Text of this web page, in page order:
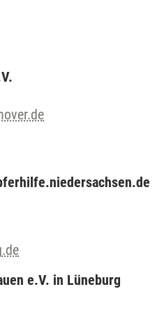
e.V. in Lüneburg